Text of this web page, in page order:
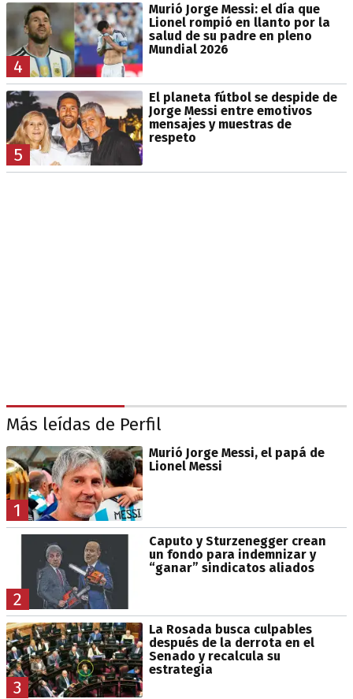
4
Murió Jorge Messi: el día que
Lionel rompió en llanto por la
salud de su padre en pleno
Mundial 2026
5
El planeta fútbol se despide de
Jorge Messi entre emotivos
mensajes y muestras de
respeto
Más leídas de Perfil
1
Murió Jorge Messi, el papá de
Lionel Messi
2
Caputo y Sturzenegger crean
un fondo para indemnizar y
“ganar” sindicatos aliados
3
La Rosada busca culpables
después de la derrota en el
Senado y recalcula su
estrategia